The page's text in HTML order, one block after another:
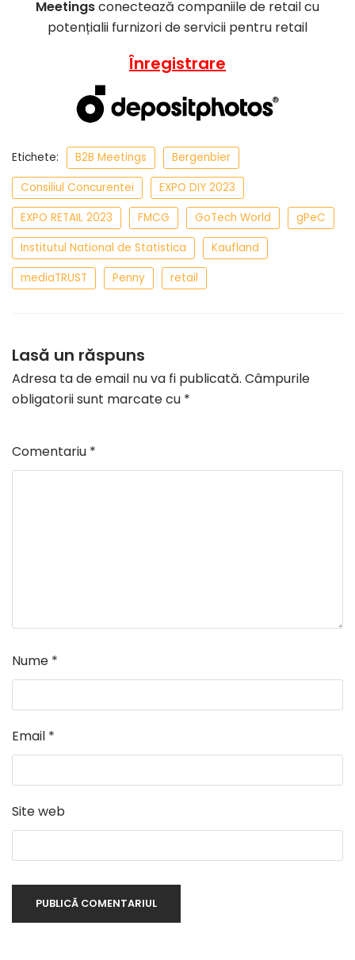
Meetingsconectează companiile de retail cu
potențialii furnizori de servicii pentru retail
Înregistrare
Etichete: B2B Meetings
Bergenbier
Consiliul Concurentei
EXPO DIY 2023
EXPO RETAIL 2023
FMCG GoTech World
gPeC
Institutul National de Statistica
Kaufland
mediaTRUST
Penny retail
Lasă un răspuns
Adresa ta de email nu va fi publicată. Câmpurile
obligatorii sunt marcate cu *
Comentariu *
Nume *
Email *
Site web